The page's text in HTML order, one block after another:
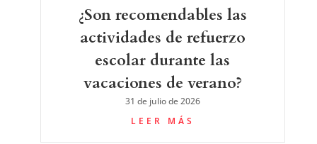
¿Son recomendables las
actividades de refuerzo
escolar durante las
vacaciones de verano?
31 de julio de 2026
LEER MÁS